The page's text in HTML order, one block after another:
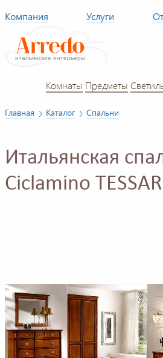
Компания Услуги
Комнаты Предметы
Главная Каталог Спальни
Итальянская
Ciclamino